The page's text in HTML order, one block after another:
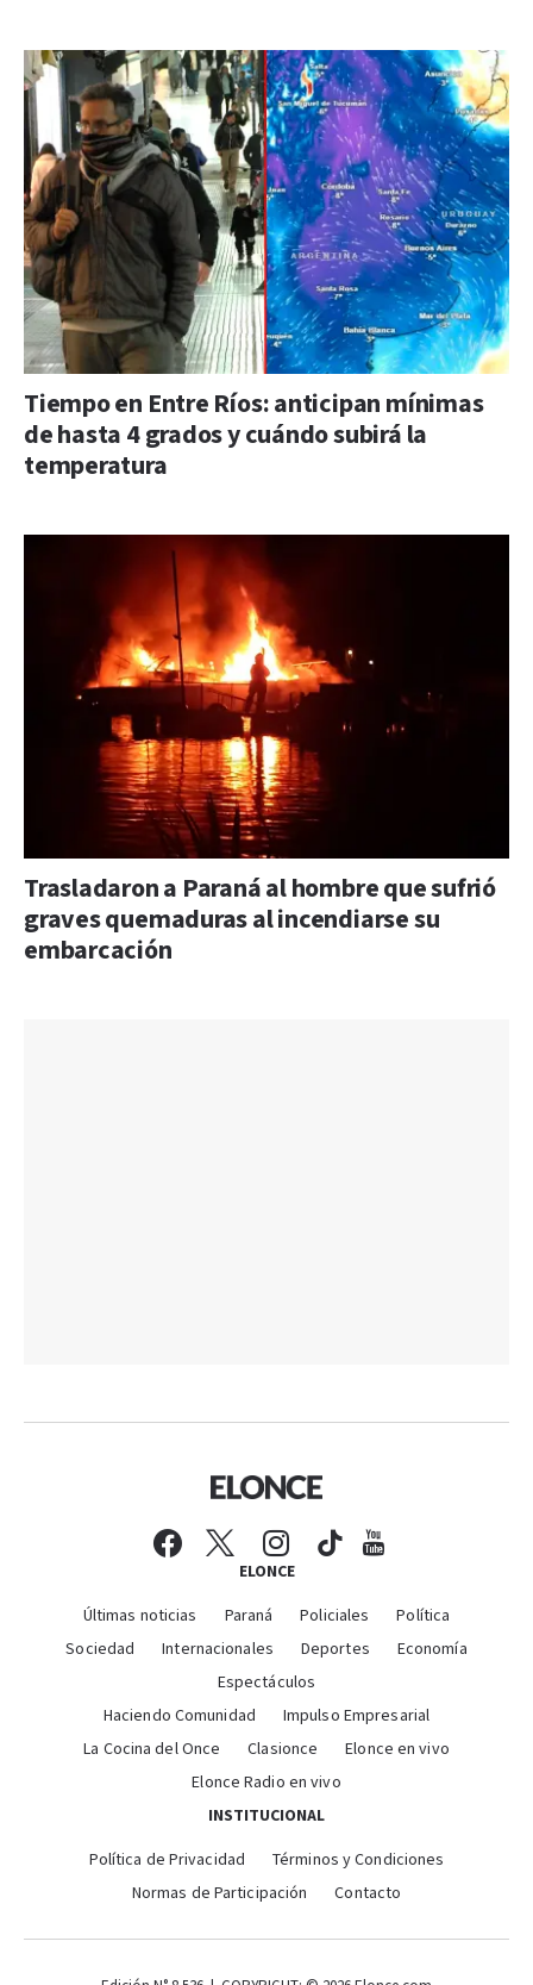
Tiempo en Entre Ríos: anticipan mínimas
de hasta 4 grados y cuándo subirá la
temperatura
Trasladaron a Paraná al hombre que sufrió
graves quemaduras al incendiarse su
embarcación
ELONCE
Últimas noticias Paraná Policiales
Política
Sociedad
Internacionales Deportes
Economía
Espectáculos
Haciendo Comunidad
Impulso Empresarial
La Cocina del Once
Clasionce
Elonce en vivo
Elonce Radio en vivo
INSTITUCIONAL
Política de Privacidad
Términos y Condiciones
Normas de Participación
Contacto